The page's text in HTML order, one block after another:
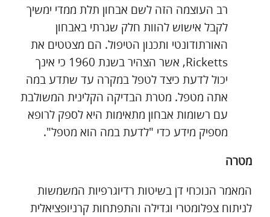
רב העוצמה הזה לשם אבחון תלת ממדי ימשיך
לקבל אישוש להוות חלק שגרתי באבחון
האורתודונטי ותכנון הטיפול. הם מצטטים את
Ricketts, אשר הצהיר בשנת 1960 כי אינך
יכול לדעת כיצד לטפל במקרה עד שתדע במה
אתה מטפל. מטרת הבדיקה הקלינית המשולבת
עם רשומות אבחון מתאימות היא לספק לרופא
מספיק מידע כדי "לדעת במה הוא מטפל".
מטרה
המאמר הנוכחי דן בשיטות רדיוגרפיות המשמשות
לניתוח צפלומטרי וגדילה והתפתחות קרניופציאלית